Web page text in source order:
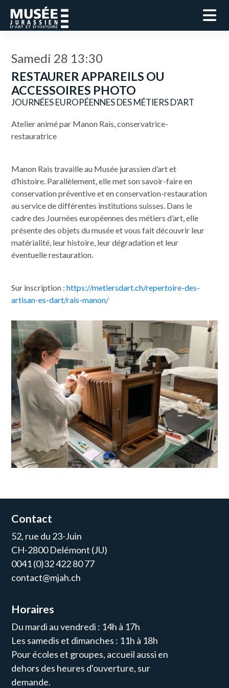
Samedi 28 13:30
RESTAURER APPAREILS OU
ACCESSOIRES PHOTO
JOURNÉES EUROPÉENNES DES MÉTIERS D’ART
Atelier animé par Manon Rais, conservatrice-
restauratrice
Manon Rais travaille au Musée jurassien d’art et
d’histoire. Parallèlement, elle met son savoir-faire en
conservation préventive et en conservation-restauration
au service de différentes institutions suisses. Dans le
cadre des Journées européennes des métiers d’art, elle
présente des objets du musée et vous fait découvrir leur
matérialité, leur histoire, leur dégradation et leur
éventuelle restauration.
Sur inscription :https://metiersdart.ch/repertoire-des-
artisan-es-dart/rais-manon/
Contact
52, rue du 23-Juin
CH-2800 Delémont (JU)
0041 (0)32 422 80 77
contact@mjah.ch
Horaires
Du mardi au vendredi : 14h à 17h
Les samedis et dimanches : 11h à 18h
Pour écoles et groupes, accueil aussi en
dehors des heures d'ouverture, sur
demande.